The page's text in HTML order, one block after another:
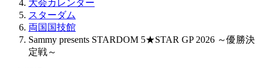
大会カレンダー
スターダム
両国国技館
Sammy presents STARDOM 5★STAR GP 2026 ～優勝決
定戦～